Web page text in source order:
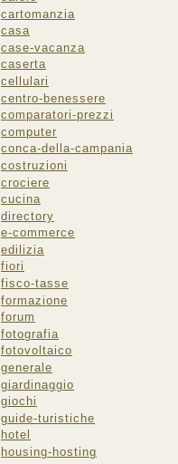
cartomanzia
casa
case-vacanza
caserta
cellulari
centro-benessere
comparatori-prezzi
computer
conca-della-campania
costruzioni
crociere
cucina
directory
e-commerce
edilizia
fiori
fisco-tasse
formazione
forum
fotografia
fotovoltaico
generale
giardinaggio
giochi
guide-turistiche
hotel
housing-hosting